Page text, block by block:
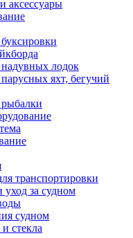
аксессуары
лодок
яхт, бегучий
транспортировки
уход за судном
судном
стекла